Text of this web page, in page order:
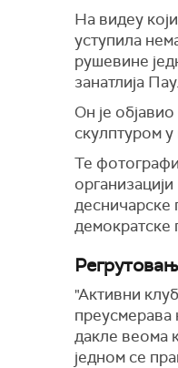
На видеу
уступила
рушевине
занатлија
Он је
скулптуром у
Те
десничарске
демократске
"Активни
преусмерава
дакле веома
једном се